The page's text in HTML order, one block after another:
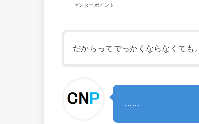
センターポイント
だからってでっかくならなくても。
……